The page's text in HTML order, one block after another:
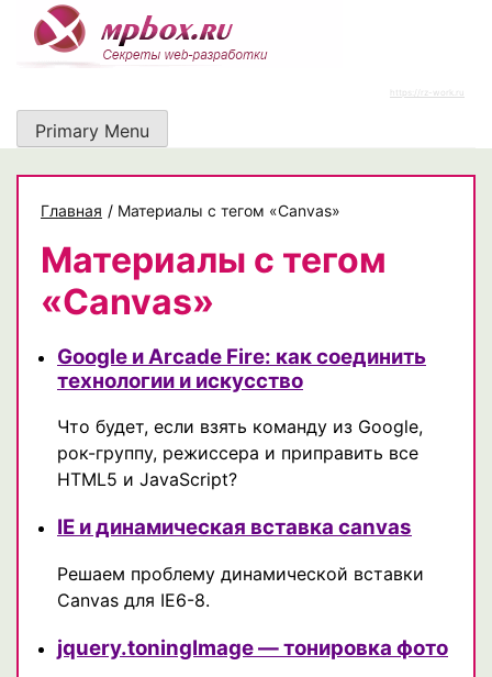
content
https://rz-work.ru
Primary Menu
Главная / Материалы с тегом «Canvas»
Материалы с тегом
«Canvas»
Google и Arcade Fire: как соединить
технологии и искусство
Что будет, если взять команду из Google,
рок-группу, режиссера и приправить все
HTML5 и JavaScript?
IE и динамическая вставка canvas
Решаем проблему динамической вставки
Canvas для IE6-8.
jquery.toningImage — тонировка фото